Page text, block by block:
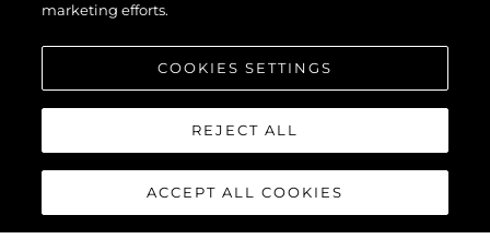
marketing efforts.
COOKIES SETTINGS
REJECT ALL
ACCEPT ALL COOKIES